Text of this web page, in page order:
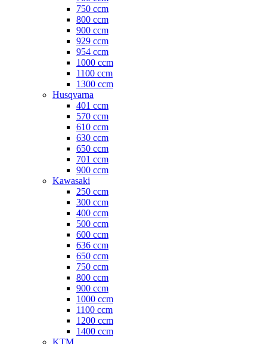
750 ccm
800 ccm
900 ccm
929 ccm
954 ccm
1000 ccm
1100 ccm
1300 ccm
Husqvarna
401 ccm
570 ccm
610 ccm
630 ccm
650 ccm
701 ccm
900 ccm
Kawasaki
250 ccm
300 ccm
400 ccm
500 ccm
600 ccm
636 ccm
650 ccm
750 ccm
800 ccm
900 ccm
1000 ccm
1100 ccm
1200 ccm
1400 ccm
KTM